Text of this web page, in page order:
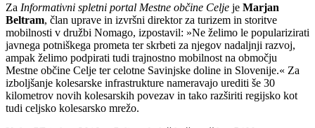
Za Informativni spletni portal Mestne občine Celje je Marjan
Beltram, član uprave in izvršni direktor za turizem in storitve
mobilnosti v družbi Nomago, izpostavil: »Ne želimo le popularizirati
javnega potniškega prometa ter skrbeti za njegov nadaljnji razvoj,
ampak želimo podpirati tudi trajnostno mobilnost na območju
Mestne občine Celje ter celotne Savinjske doline in Slovenije.« Za
izboljšanje kolesarske infrastrukture nameravajo urediti še 30
kilometrov novih kolesarskih povezav in tako razširiti regijsko kot
tudi celjsko kolesarsko mrežo.